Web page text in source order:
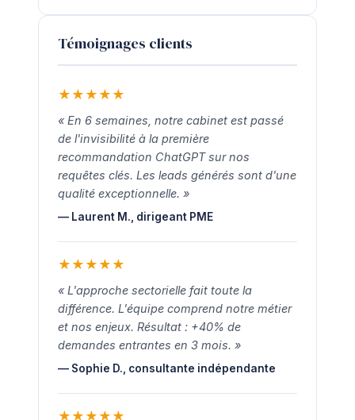
Témoignages clients
★ ★ ★ ★ ★
« En 6 semaines, notre cabinet est passé
de l'invisibilité à la première
recommandation ChatGPT sur nos
requêtes clés. Les leads générés sont d'une
qualité exceptionnelle. »
— Laurent M., dirigeant PME
★ ★ ★ ★ ★
« L'approche sectorielle fait toute la
différence. L'équipe comprend notre métier
et nos enjeux. Résultat : +40% de
demandes entrantes en 3 mois. »
— Sophie D., consultante indépendante
★ ★ ★ ★ ★